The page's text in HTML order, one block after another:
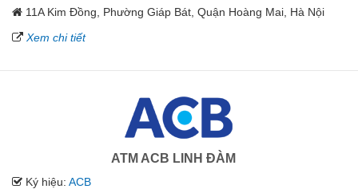
11A Kim Đồng, Phường Giáp Bát, Quận Hoàng Mai, Hà Nội
Xem chi tiết
ATM ACB LINH ĐÀM
Ký hiệu: ACB